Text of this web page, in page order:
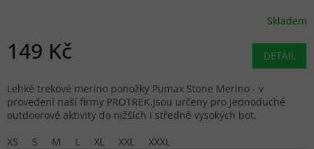
Skladem
149 Kč DETAIL
Lehké trekové merino ponožky Pumax Stone Merino - v
provedení naší firmy PROTREK.Jsou určeny pro jednoduché
outdoorové aktivity do nižších i středně vysokých bot.
XS
S M L XL XXL XXXL